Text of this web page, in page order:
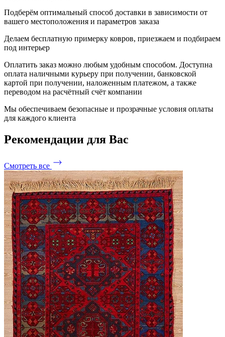
Подберём оптимальный способ доставки в зависимости от
вашего местоположения и параметров заказа
Делаем бесплатную примерку ковров, приезжаем и подбираем
под интерьер
Оплатить заказ можно любым удобным способом. Доступна
оплата наличными курьеру при получении, банковской
картой при получении, наложенным платежом, а также
переводом на расчётный счёт компании
Мы обеспечиваем безопасные и прозрачные условия оплаты
для каждого клиента
Рекомендации для Вас
Смотреть все